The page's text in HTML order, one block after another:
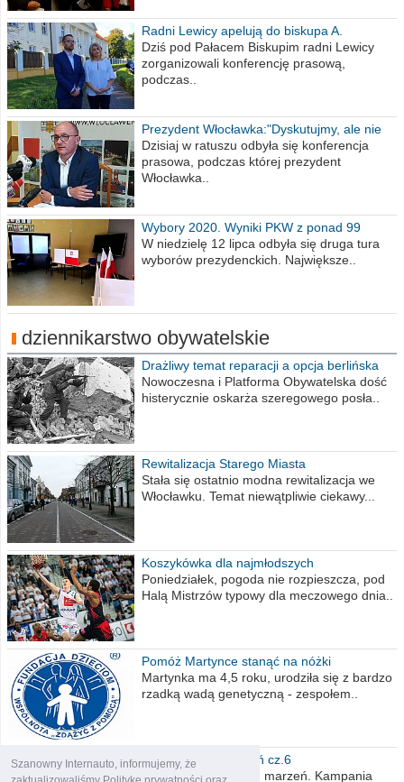
Szanowny Internauto, informujemy, że
Radni Lewicy apelują do biskupa A.
Wiesława Meringa
Dziś pod Pałacem Biskupim radni Lewicy
zorganizowali konferencję prasową,
podczas..
Prezydent Włocławka:"Dyskutujmy, ale nie
obrażajmy się”
Dzisiaj w ratuszu odbyła się konferencja
prasowa, podczas której prezydent
Włocławka..
Wybory 2020. Wyniki PKW z ponad 99
procent obwodów
W niedzielę 12 lipca odbyła się druga tura
wyborów prezydenckich. Największe..
dziennikarstwo obywatelskie
Drażliwy temat reparacji a opcja berlińska
Nowoczesna i Platforma Obywatelska dość
histerycznie oskarża szeregowego posła..
Rewitalizacja Starego Miasta
Stała się ostatnio modna rewitalizacja we
Włocławku. Temat niewątpliwie ciekawy...
Koszykówka dla najmłodszych
Poniedziałek, pogoda nie rozpieszcza, pod
Halą Mistrzów typowy dla meczowego dnia..
Pomóż Martynce stanąć na nóżki
Martynka ma 4,5 roku, urodziła się z bardzo
rzadką wadą genetyczną - zespołem..
Polska moich marzeń cz.6
Nadszedł kres moich marzeń. Kampania